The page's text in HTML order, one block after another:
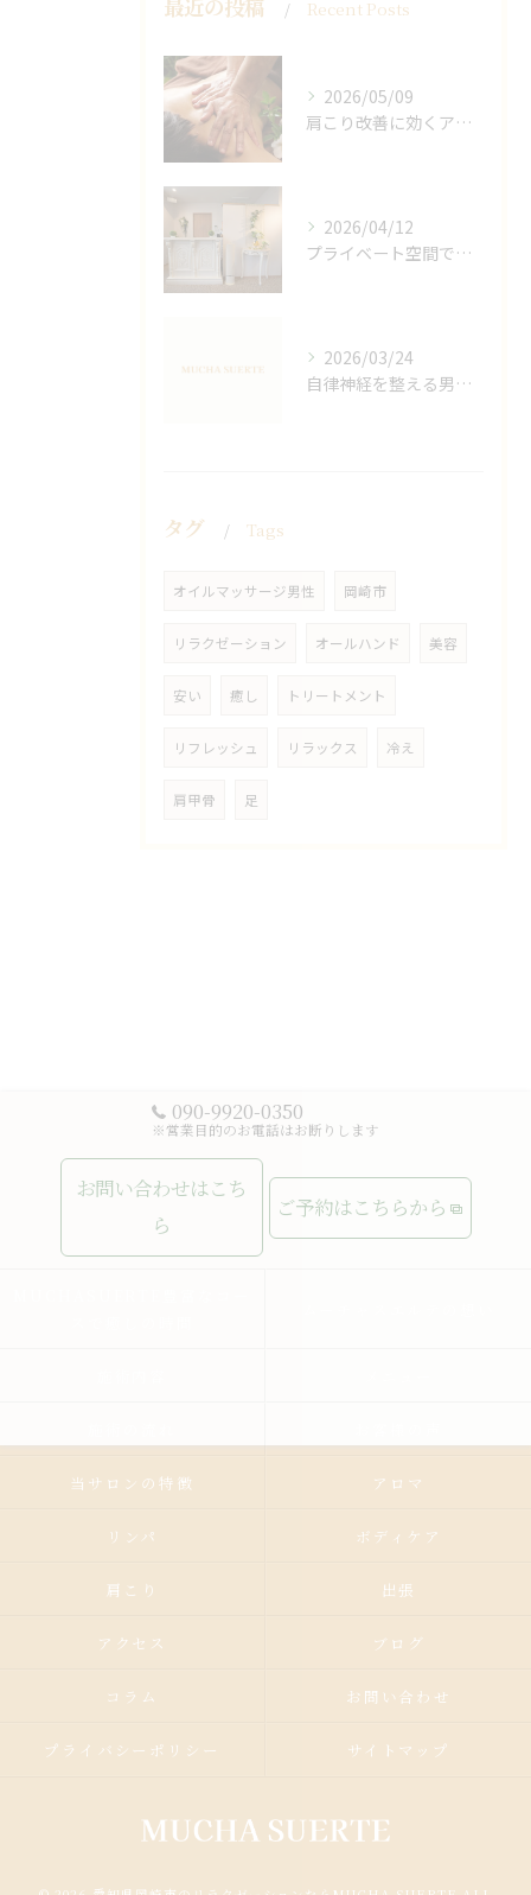
最近の投稿 Recent Posts
2026/05/09
肩こり改善に効くアロマリンパの手技と効果
2026/04/12
プライベート空間で極上アロマリンパケアの効果
2026/03/24
自律神経を整える男性オイルマッサージ
タグ Tags
オイルマッサージ男性 岡崎市
リラクゼーション オールハンド 美容
安い 癒し トリートメント
リフレッシュ リラックス 冷え
肩甲骨 足
090-9920-0350
※営業目的のお電話はお断りします
お問い合わせはこち
ら
ご予約はこちらから
当サロンの特徴 アロマ
リンパ ボディケア
肩こり 出張
アクセス ブログ
コラム お問い合わせ
プライバシーポリシー サイトマップ